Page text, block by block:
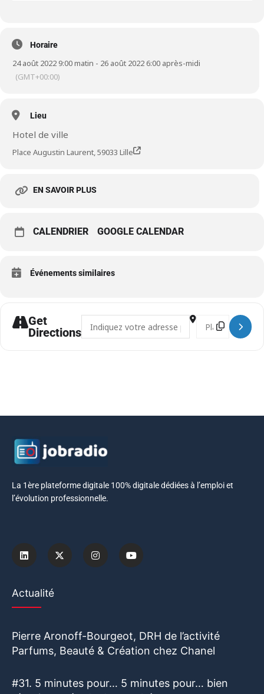
Horaire
24 août 2022 9:00 matin - 26 août 2022 6:00 après-midi
(GMT+00:00)
Lieu
Hotel de ville
Place Augustin Laurent, 59033 Lille
EN SAVOIR PLUS
CALENDRIER GOOGLE CALENDAR
Événements similaires
Get
Directions
Address - Nouveau salon professionnel []
Destination
La 1ère plateforme digitale 100% digitale dédiées à l’emploi et
l’évolution professionnelle.
Actualité
Pierre Aronoff-Bourgeot, DRH de l’activité
Parfums, Beauté & Création chez Chanel
#31. 5 minutes pour… 5 minutes pour… bien